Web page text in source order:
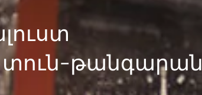
թանգարան